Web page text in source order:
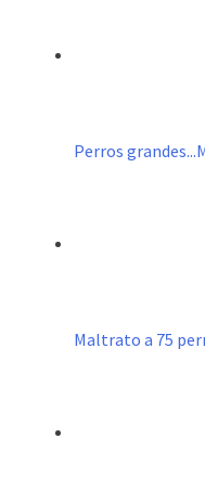
Perros
Maltrato a 75